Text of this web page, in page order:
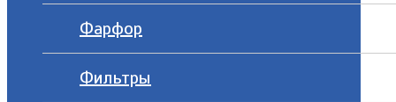
Фарфор
Фильтры